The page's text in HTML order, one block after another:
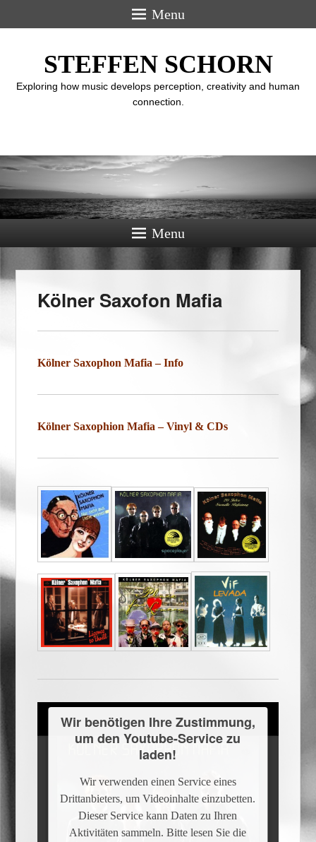
Menu
STEFFEN SCHORN
Exploring how music develops perception, creativity and human
connection.
Menu
Kölner Saxofon Mafia
Kölner Saxophon Mafia – Info
Kölner Saxophion Mafia – Vinyl & CDs
Wir benötigen Ihre Zustimmung,
um den Youtube-Service zu
laden!
Wir verwenden einen Service eines
Drittanbieters, um Videoinhalte einzubetten.
Dieser Service kann Daten zu Ihren
Aktivitäten sammeln. Bitte lesen Sie die